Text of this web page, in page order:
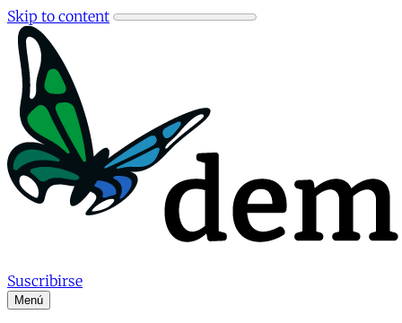
Skip to content
Suscribirse
Menú